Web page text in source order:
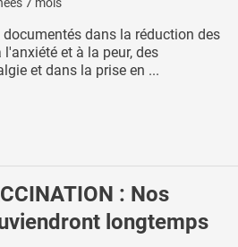
dans la réduction des
et à la peur, des
et dans la prise en ...
: Nos
longtemps